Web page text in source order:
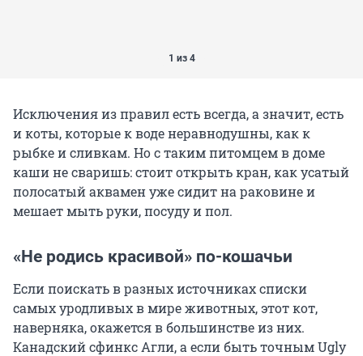
1 из 4
Исключения из правил есть всегда, а значит, есть
и коты, которые к воде неравнодушны, как к
рыбке и сливкам. Но с таким питомцем в доме
каши не сваришь: стоит открыть кран, как усатый
полосатый аквамен уже сидит на раковине и
мешает мыть руки, посуду и пол.
«Не родись красивой» по-кошачьи
Если поискать в разных источниках списки
самых уродливых в мире животных, этот кот,
наверняка, окажется в большинстве из них.
Канадский сфинкс Агли, а если быть точным Ugly